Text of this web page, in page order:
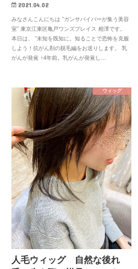
2021.04.02
みなさんこんにちは “ガンサバイバーが集う美容
室” 東京江東区亀戸ワンズプレイス 相澤です。
本日は、 “未知を既知に。知ることで恐怖を克服
しよう！抗がん剤の脱毛編をお送りします。 乳
がんが発覚 ↑4年前。乳がんが発覚し…
ウィッグ
人毛ウィッグ 自然な後れ